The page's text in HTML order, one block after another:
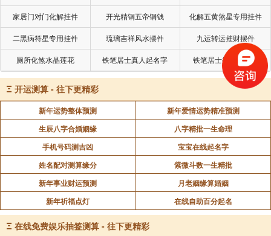
家居门对门化解挂件 开光精铜五帝铜钱 化解五黄煞星专用挂件
二黑病符星专用挂件 琉璃吉祥风水摆件 九运转运摧财摆件
厕所化煞水晶莲花 铁笔居士真人起名字 铁笔居士批命看风水
Ξ 开运测算 - 往下更精彩
新年运势整体预测
新年爱情运势精准预测
生辰八字合婚姻缘
八字精批一生命理
手机号码测吉凶
宝宝在线起名字
姓名配对测算缘分
紫微斗数一生精批
新年事业财运预测
月老姻缘算婚姻
新年祈福点灯
在线自助百分起名
Ξ 在线免费娱乐抽签测算 - 往下更精彩